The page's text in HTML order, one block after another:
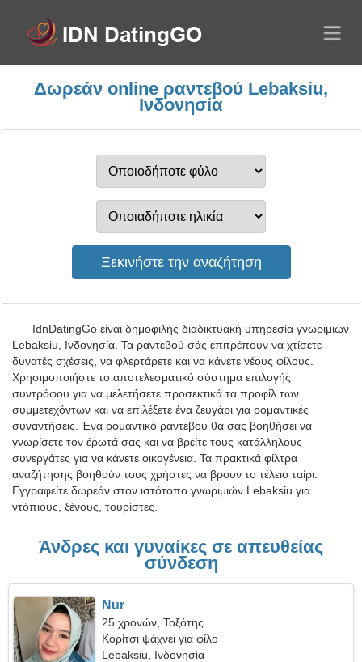
Δωρεάν online ραντεβού Lebaksiu,
Ινδονησία
IdnDatingGo είναι δημοφιλής διαδικτυακή υπηρεσία γνωριμιών
Lebaksiu, Ινδονησία. Τα ραντεβού σάς επιτρέπουν να χτίσετε
δυνατές σχέσεις, να φλερτάρετε και να κάνετε νέους φίλους.
Χρησιμοποιήστε το αποτελεσματικό σύστημα επιλογής
συντρόφου για να μελετήσετε προσεκτικά τα προφίλ των
συμμετεχόντων και να επιλέξετε ένα ζευγάρι για ρομαντικές
συναντήσεις. Ένα ρομαντικό ραντεβού θα σας βοηθήσει να
γνωρίσετε τον έρωτά σας και να βρείτε τους κατάλληλους
συνεργάτες για να κάνετε οικογένεια. Τα πρακτικά φίλτρα
αναζήτησης βοηθούν τους χρήστες να βρουν το τέλειο ταίρι.
Εγγραφείτε δωρεάν στον ιστότοπο γνωριμιών Lebaksiu για
ντόπιους, ξένους, τουρίστες.
Άνδρες και γυναίκες σε απευθείας
σύνδεση
Nur
25 χρονών, Τοξότης
Κορίτσι ψάχνει για φίλο
Lebaksiu, Ινδονησία